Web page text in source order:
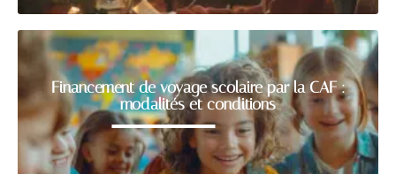
Financement de voyage scolaire par la CAF :
modalités et conditions